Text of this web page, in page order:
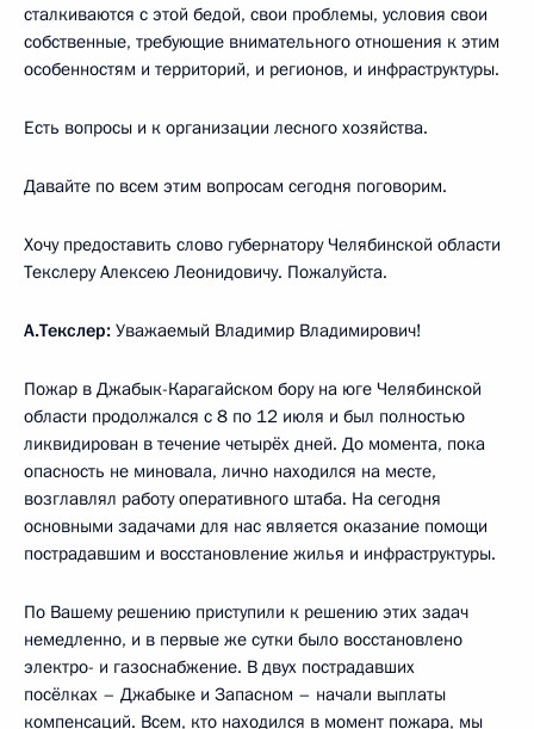
сталкиваются с этой бедой, свои проблемы, условия свои
собственные, требующие внимательного отношения к этим
особенностям и территорий, и регионов, и инфраструктуры.
Есть вопросы и к организации лесного хозяйства.
Давайте по всем этим вопросам сегодня поговорим.
Хочу предоставить слово губернатору Челябинской области
Текслеру Алексею Леонидовичу. Пожалуйста.
А.Текслер: Уважаемый Владимир Владимирович!
Пожар в Джабык-Карагайском бору на юге Челябинской
области продолжался с 8 по 12 июля и был полностью
ликвидирован в течение четырёх дней. До момента, пока
опасность не миновала, лично находился на месте,
возглавлял работу оперативного штаба. На сегодня
основными задачами для нас является оказание помощи
пострадавшим и восстановление жилья и инфраструктуры.
По Вашему решению приступили к решению этих задач
немедленно, и в первые же сутки было восстановлено
электро- и газоснабжение. В двух пострадавших
посёлках – Джабыке и Запасном – начали выплаты
компенсаций. Всем, кто находился в момент пожара, мы